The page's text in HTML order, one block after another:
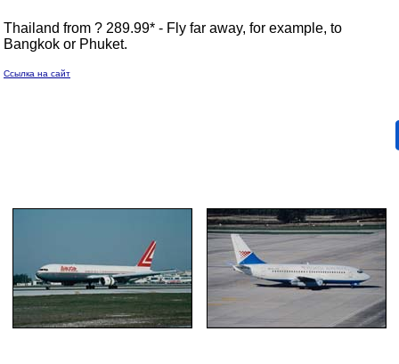
Thailand from ? 289.99* - Fly far away, for example, to
Bangkok or Phuket.
Ссылка на сайт